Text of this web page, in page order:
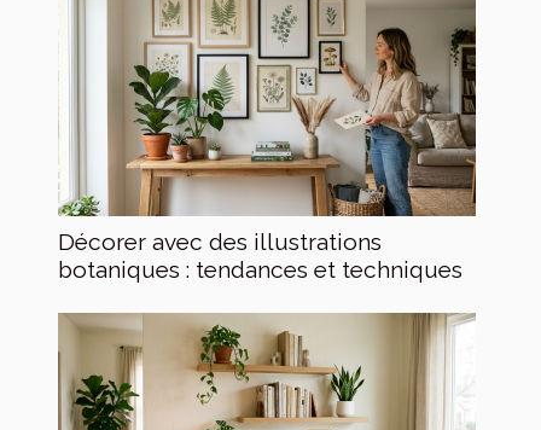
Décorer avec des illustrations
botaniques : tendances et techniques